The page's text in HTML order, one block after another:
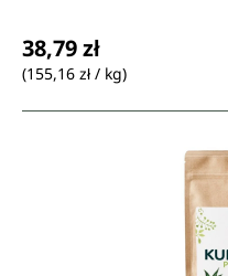
38,79 zł
(155,16 zł / kg)